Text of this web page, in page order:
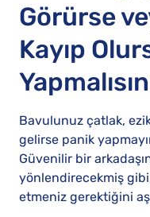
Görürse
Kayıp
Bavulunuz çatlak,
gelirse panik
Güvenilir bir
yönlendirecekmiş
etmeniz gerektiğini